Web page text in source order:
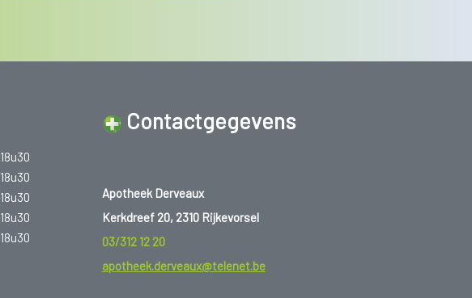
18u30
18u30
18u30
18u30
18u30
Contactgegevens
Apotheek Derveaux
Kerkdreef 20, 2310 Rijkevorsel
03/312 12 20
apotheek.derveaux@telenet.be